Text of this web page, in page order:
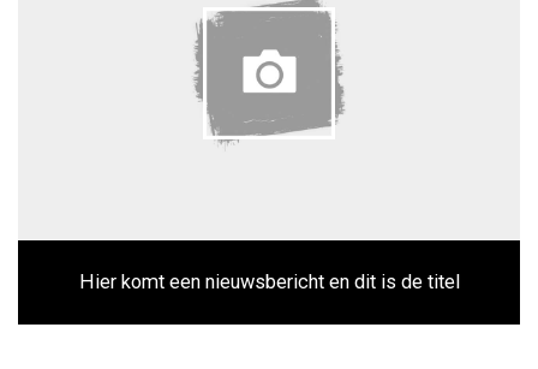
Hier komt een nieuwsbericht en dit is de titel